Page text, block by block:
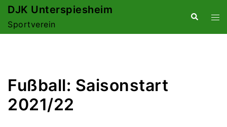
Zum
springen
DJK Unterspiesheim
Sportverein
Suche
Fußball: Saisonstart
2021/22